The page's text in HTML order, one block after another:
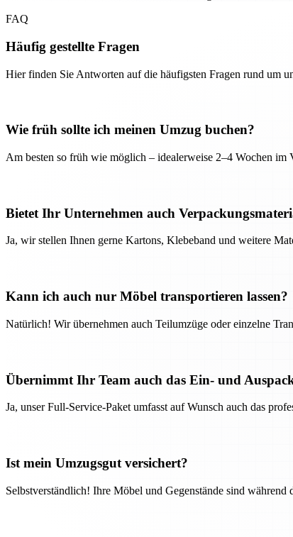
FAQ
Häufig gestellte Fragen
Hier finden Sie Antworten auf die häufigsten Fragen rund um
Wie früh sollte ich meinen Umzug buchen?
Am besten so früh wie möglich – idealerweise 2–4 Wochen
Bietet Ihr Unternehmen auch
Ja, wir stellen Ihnen gerne Kartons, Klebeband und weitere
Kann ich auch nur Möbel transportieren lassen?
Natürlich! Wir übernehmen auch Teilumzüge oder einzelne
Übernimmt Ihr Team auch das Ein- und
Ja, unser Full-Service-Paket umfasst auf Wunsch auch das
Ist mein Umzugsgut versichert?
Selbstverständlich! Ihre Möbel und Gegenstände sind während